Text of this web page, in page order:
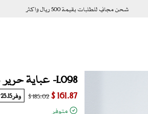
شحن مجاني للطلبات بقيمة 500 ريال واكثر
L098- عباية حرير مغسول و كريب رمادي
161.87 $
185.02 $ وفر23.15 $
متوفر